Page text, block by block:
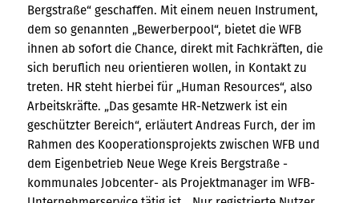
Bergstraße“ geschaffen. Mit einem neuen Instrument,
dem so genannten „Bewerberpool“, bietet die WFB
ihnen ab sofort die Chance, direkt mit Fachkräften, die
sich beruflich neu orientieren wollen, in Kontakt zu
treten. HR steht hierbei für „Human Resources“, also
Arbeitskräfte. „Das gesamte HR-Netzwerk ist ein
geschützter Bereich“, erläutert Andreas Furch, der im
Rahmen des Kooperationsprojekts zwischen WFB und
dem Eigenbetrieb Neue Wege Kreis Bergstraße -
kommunales Jobcenter- als Projektmanager im WFB-